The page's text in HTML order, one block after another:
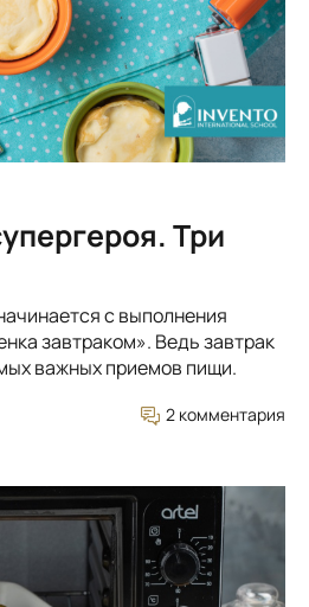
Три
с выполнения
завтраком». Ведь завтрак
важных приемов пищи.
2 комментария